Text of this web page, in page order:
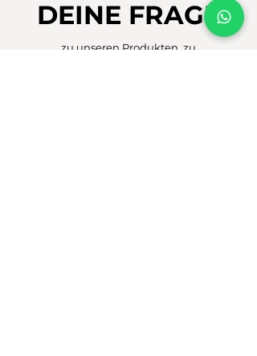
DEINE FRAGE
zu unseren Produkten, zu